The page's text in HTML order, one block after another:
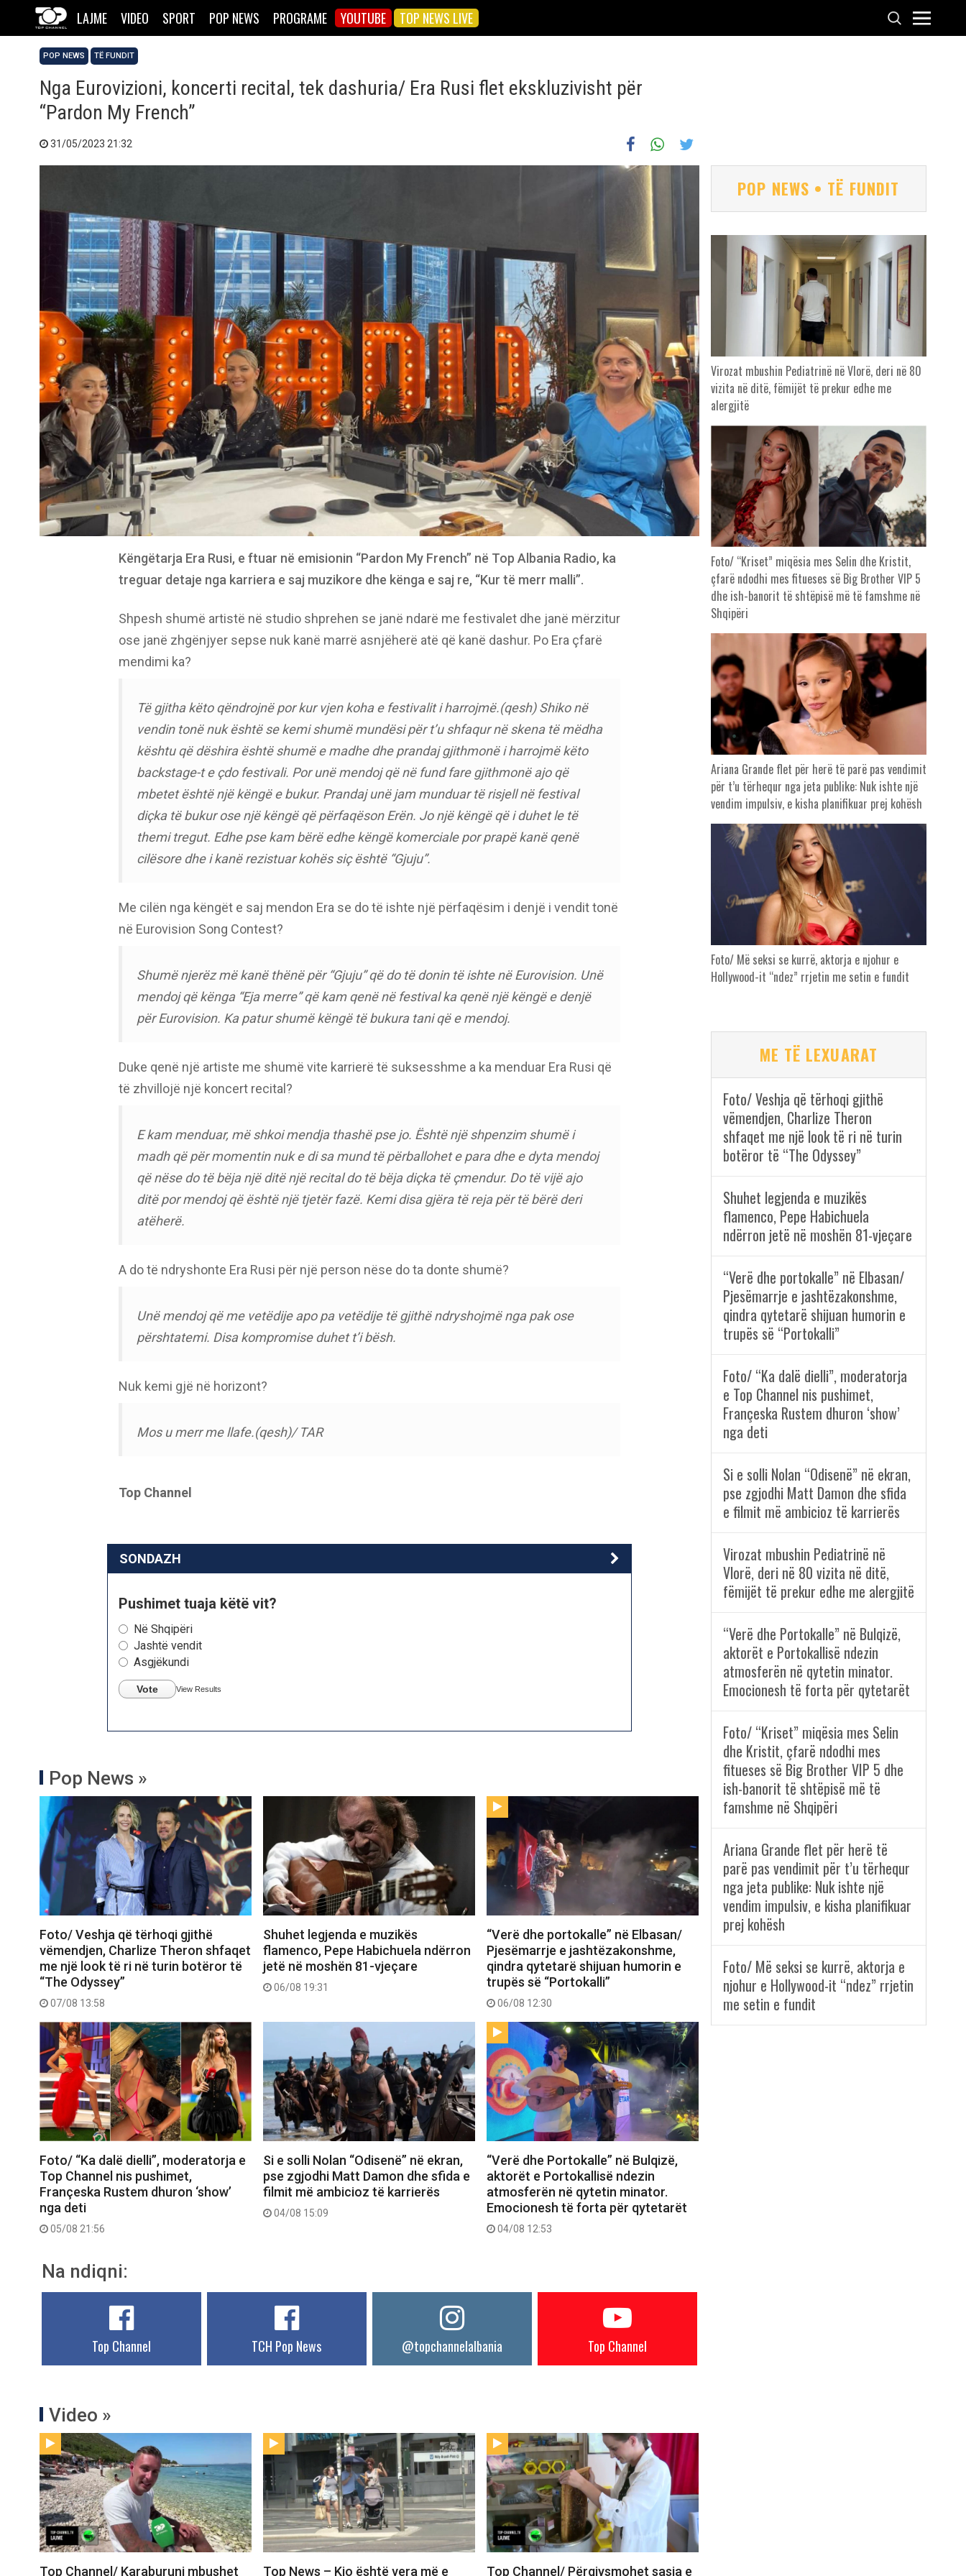
LAJME VIDEO SPORT POP NEWS PROGRAME YOUTUBE TOP NEWS LIVE
POP NEWS TË FUNDIT
Nga Eurovizioni, koncerti recital, tek dashuria/ Era Rusi flet ekskluzivisht për
“Pardon My French”
31/05/2023 21:32
Këngëtarja Era Rusi, e ftuar në emisionin “Pardon My French” në Top Albania Radio, ka
treguar detaje nga karriera e saj muzikore dhe kënga e saj re, “Kur të merr malli”.
Shpesh shumë artistë në studio shprehen se janë ndarë me festivalet dhe janë mërzitur
ose janë zhgënjyer sepse nuk kanë marrë asnjëherë atë që kanë dashur. Po Era çfarë
mendimi ka?
Të gjitha këto qëndrojnë por kur vjen koha e festivalit i harrojmë.(qesh) Shiko në
vendin tonë nuk është se kemi shumë mundësi për t’u shfaqur në skena të mëdha
kështu që dëshira është shumë e madhe dhe prandaj gjithmonë i harrojmë këto
backstage-t e çdo festivali. Por unë mendoj që në fund fare gjithmonë ajo që
mbetet është një këngë e bukur. Prandaj unë jam munduar të risjell në festival
diçka të bukur ose një këngë që përfaqëson Erën. Jo një këngë që i duhet le të
themi tregut. Edhe pse kam bërë edhe këngë komerciale por prapë kanë qenë
cilësore dhe i kanë rezistuar kohës siç është “Gjuju”.
Me cilën nga këngët e saj mendon Era se do të ishte një përfaqësim i denjë i vendit tonë
në Eurovision Song Contest?
Shumë njerëz më kanë thënë për “Gjuju” që do të donin të ishte në Eurovision. Unë
mendoj që kënga “Eja merre” që kam qenë në festival ka qenë një këngë e denjë
për Eurovision. Ka patur shumë këngë të bukura tani që e mendoj.
Duke qenë një artiste me shumë vite karrierë të suksesshme a ka menduar Era Rusi që
të zhvillojë një koncert recital?
E kam menduar, më shkoi mendja thashë pse jo. Është një shpenzim shumë i
madh që për momentin nuk e di sa mund të përballohet e para dhe e dyta mendoj
që nëse do të bëja një ditë një recital do të bëja diçka të çmendur. Do të vijë ajo
ditë por mendoj që është një tjetër fazë. Kemi disa gjëra të reja për të bërë deri
atëherë.
A do të ndryshonte Era Rusi për një person nëse do ta donte shumë?
Unë mendoj që me vetëdije apo pa vetëdije të gjithë ndryshojmë nga pak ose
përshtatemi. Disa kompromise duhet t’i bësh.
Nuk kemi gjë në horizont?
Mos u merr me llafe.(qesh)/ TAR
Top Channel
SONDAZH
Pushimet tuaja këtë vit?
Në Shqipëri
Jashtë vendit
Asgjëkundi
Vote View Results
Pop News »
Foto/ Veshja që tërhoqi gjithë
vëmendjen, Charlize Theron shfaqet
me një look të ri në turin botëror të
“The Odyssey”
07/08 13:58
Shuhet legjenda e muzikës
flamenco, Pepe Habichuela ndërron
jetë në moshën 81-vjeçare
06/08 19:31
“Verë dhe portokalle” në Elbasan/
Pjesëmarrje e jashtëzakonshme,
qindra qytetarë shijuan humorin e
trupës së “Portokalli”
06/08 12:30
Foto/ “Ka dalë dielli”, moderatorja e
Top Channel nis pushimet,
Françeska Rustem dhuron ‘show’
nga deti
05/08 21:56
Si e solli Nolan “Odisenë” në ekran,
pse zgjodhi Matt Damon dhe sfida e
filmit më ambicioz të karrierës
04/08 15:09
“Verë dhe Portokalle” në Bulqizë,
aktorët e Portokallisë ndezin
atmosferën në qytetin minator.
Emocionesh të forta për qytetarët
04/08 12:53
Na ndiqni:
Top Channel TCH Pop News @topchannelalbania Top Channel
Video »
Top Channel/ Karaburuni mbushet Top News – Kjo është vera më e Top Channel/ Përgjysmohet sasia e
POP NEWS • TË FUNDIT
Virozat mbushin Pediatrinë në Vlorë, deri në 80
vizita në ditë, fëmijët të prekur edhe me
alergjitë
Foto/ “Kriset” miqësia mes Selin dhe Kristit,
çfarë ndodhi mes fitueses së Big Brother VIP 5
dhe ish-banorit të shtëpisë më të famshme në
Shqipëri
Ariana Grande flet për herë të parë pas vendimit
për t’u tërhequr nga jeta publike: Nuk ishte një
vendim impulsiv, e kisha planifikuar prej kohësh
Foto/ Më seksi se kurrë, aktorja e njohur e
Hollywood-it “ndez” rrjetin me setin e fundit
ME TË LEXUARAT
Foto/ Veshja që tërhoqi gjithë
vëmendjen, Charlize Theron
shfaqet me një look të ri në turin
botëror të “The Odyssey”
Shuhet legjenda e muzikës
flamenco, Pepe Habichuela
ndërron jetë në moshën 81-vjeçare
“Verë dhe portokalle” në Elbasan/
Pjesëmarrje e jashtëzakonshme,
qindra qytetarë shijuan humorin e
trupës së “Portokalli”
Foto/ “Ka dalë dielli”, moderatorja
e Top Channel nis pushimet,
Françeska Rustem dhuron ‘show’
nga deti
Si e solli Nolan “Odisenë” në ekran,
pse zgjodhi Matt Damon dhe sfida
e filmit më ambicioz të karrierës
Virozat mbushin Pediatrinë në
Vlorë, deri në 80 vizita në ditë,
fëmijët të prekur edhe me alergjitë
“Verë dhe Portokalle” në Bulqizë,
aktorët e Portokallisë ndezin
atmosferën në qytetin minator.
Emocionesh të forta për qytetarët
Foto/ “Kriset” miqësia mes Selin
dhe Kristit, çfarë ndodhi mes
fitueses së Big Brother VIP 5 dhe
ish-banorit të shtëpisë më të
famshme në Shqipëri
Ariana Grande flet për herë të
parë pas vendimit për t’u tërhequr
nga jeta publike: Nuk ishte një
vendim impulsiv, e kisha planifikuar
prej kohësh
Foto/ Më seksi se kurrë, aktorja e
njohur e Hollywood-it “ndez” rrjetin
me setin e fundit